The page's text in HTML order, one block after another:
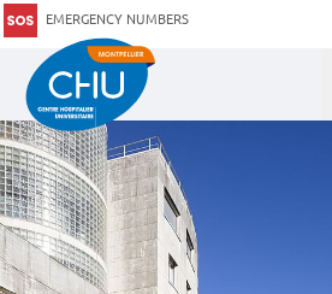
EMERGENCY NUMBERS